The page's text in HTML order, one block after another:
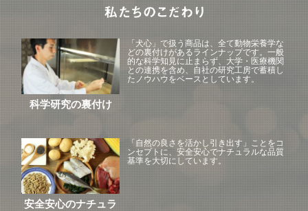
科学研究の裏付け
「犬心」で扱う商品は、全て動物栄養学な
どの裏付けがあるラインナップです。一般
的な科学知見に止まらず、大学・医療機関
との連携を含め、自社の研究工房で蓄積し
たノウハウをベースとしています。
安全安心のナチュラ
「自然の良さを活かし引き出す」ことをコ
ンセプトに、安全安心でナチュラルな品質
基準を大切にしています。